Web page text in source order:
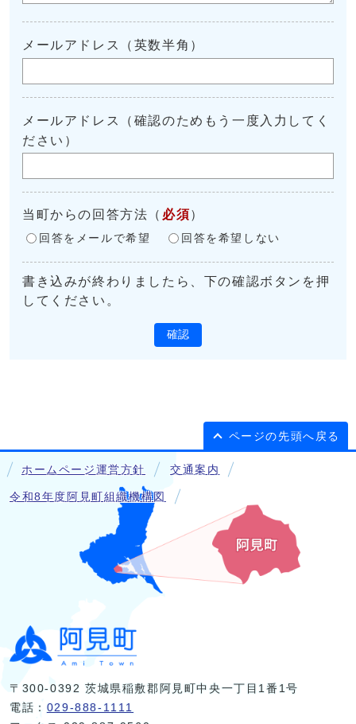
メールアドレス（英数半角）
メールアドレス（確認のためもう一度入力してく
ださい）
当町からの回答方法 （ 必須 ）
回答をメールで希望 回答を希望しない
書き込みが終わりましたら、下の確認ボタンを押
してください。
確認
ページの先頭へ戻る
ホームページ運営方針 交通案内
令和8年度阿見町組織機構図
〒300-0392 茨城県稲敷郡阿見町中央一丁目1番1号
電話： 029-888-1111